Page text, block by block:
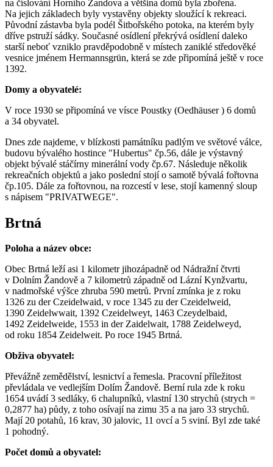
na číslování Horního Žandova a většina domů byla zbořena.
Na jejich základech byly vystavěny objekty sloužící k rekreaci.
Původní zástavba byla podél Šitbořského potoka, na kterém byly
dříve pstruží sádky. Současné osídlení překrývá osídlení daleko
starší neboť vzniklo pravděpodobně v místech zaniklé středověké
vesnice jménem Hermannsgrün, která se zde připomíná ještě v roce
1392.
Domy a obyvatelé:
V roce 1930 se připomíná ve vísce Poustky (Oedhäuser ) 6 domů
a 34 obyvatel.
Dnes zde najdeme, v blízkosti památníku padlým ve světové válce,
budovu bývalého hostince "Hubertus" čp.56, dále je výstavný
objekt bývalé stáčírny minerální vody čp.67. Následuje několik
rekreačních objektů a jako poslední stojí o samotě bývalá fořtovna
čp.105. Dále za fořtovnou, na rozcestí v lese, stojí kamenný sloup
s nápisem "PRIVATWEGE".
Brtná
Poloha a název obce:
Obec Brtná leží asi 1 kilometr jihozápadně od Nádražní čtvrti
v Dolním Žandově a 7 kilometrů západně od Lázní Kynžvartu,
v nadmořské výšce zhruba 590 metrů. První zmínka je z roku
1326 zu der Czeidelwaid, v roce 1345 zu der Czeidelweid,
1390 Zeidelwwait, 1392 Czeidelweyt, 1463 Czeydelbaid,
1492 Zeidelweide, 1553 in der Zaidelwait, 1788 Zeidelweyd,
od roku 1854 Zeidelweit. Po roce 1945 Brtná.
Obživa obyvatel:
Převážně zemědělství, lesnictví a řemesla. Pracovní příležitost
převládala ve vedlejším Dolím Žandově. Berní rula zde k roku
1654 uvádí 3 sedláky, 6 chalupníků, vlastní 130 strychů (strych =
0,2877 ha) půdy, z toho osívají na zimu 35 a na jaro 33 strychů.
Mají 20 potahů, 16 krav, 30 jalovic, 11 ovcí a 5 sviní. Byl zde také
1 pohodný.
Počet domů a obyvatel: